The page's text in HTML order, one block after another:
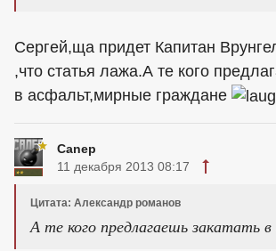
Сергей,ща придет Капитан
,что статья лажа.А те кого
в асфальт,мирные граждане
Canep
11 декабря 2013 08:17
Цитата: Александр романов
А те кого предлагаешь закатать